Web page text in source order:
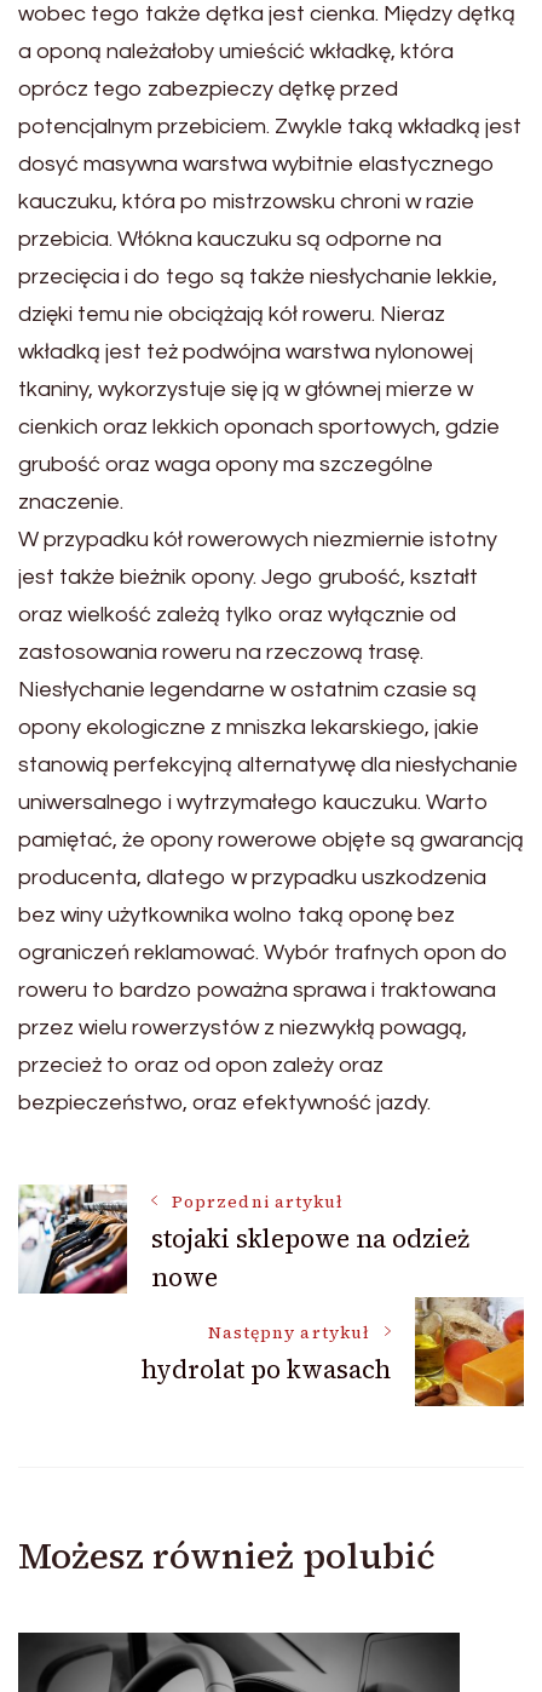
wobec tego także dętka jest cienka. Między dętką
a oponą należałoby umieścić wkładkę, która
oprócz tego zabezpieczy dętkę przed
potencjalnym przebiciem. Zwykle taką wkładką jest
dosyć masywna warstwa wybitnie elastycznego
kauczuku, która po mistrzowsku chroni w razie
przebicia. Włókna kauczuku są odporne na
przecięcia i do tego są także niesłychanie lekkie,
dzięki temu nie obciążają kół roweru. Nieraz
wkładką jest też podwójna warstwa nylonowej
tkaniny, wykorzystuje się ją w głównej mierze w
cienkich oraz lekkich oponach sportowych, gdzie
grubość oraz waga opony ma szczególne
znaczenie.
W przypadku kół rowerowych niezmiernie istotny
jest także bieżnik opony. Jego grubość, kształt
oraz wielkość zależą tylko oraz wyłącznie od
zastosowania roweru na rzeczową trasę.
Niesłychanie legendarne w ostatnim czasie są
opony ekologiczne z mniszka lekarskiego, jakie
stanowią perfekcyjną alternatywę dla niesłychanie
uniwersalnego i wytrzymałego kauczuku. Warto
pamiętać, że opony rowerowe objęte są gwarancją
producenta, dlatego w przypadku uszkodzenia
bez winy użytkownika wolno taką oponę bez
ograniczeń reklamować. Wybór trafnych opon do
roweru to bardzo poważna sprawa i traktowana
przez wielu rowerzystów z niezwykłą powagą,
przecież to oraz od opon zależy oraz
bezpieczeństwo, oraz efektywność jazdy.
Nawigacja
wpisu
Poprzedni artykuł
stojaki sklepowe na odzież
nowe
Następny artykuł
hydrolat po kwasach
Możesz również polubić